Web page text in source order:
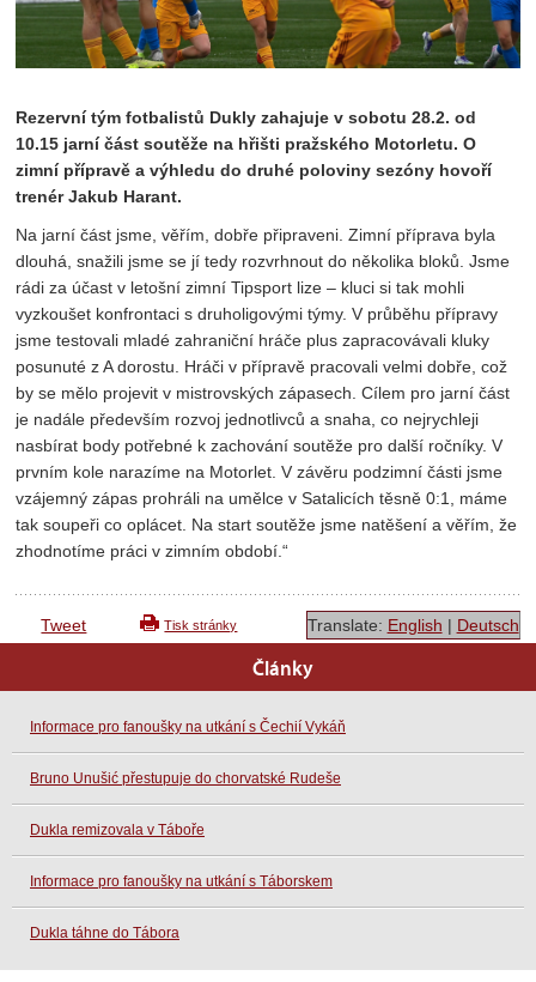
Rezervní tým fotbalistů Dukly zahajuje v sobotu 28.2. od
10.15 jarní část soutěže na hřišti pražského Motorletu. O
zimní přípravě a výhledu do druhé poloviny sezóny hovoří
trenér Jakub Harant.
Na jarní část jsme, věřím, dobře připraveni. Zimní příprava byla
dlouhá, snažili jsme se jí tedy rozvrhnout do několika bloků. Jsme
rádi za účast v letošní zimní Tipsport lize – kluci si tak mohli
vyzkoušet konfrontaci s druholigovými týmy. V průběhu přípravy
jsme testovali mladé zahraniční hráče plus zapracovávali kluky
posunuté z A dorostu. Hráči v přípravě pracovali velmi dobře, což
by se mělo projevit v mistrovských zápasech. Cílem pro jarní část
je nadále především rozvoj jednotlivců a snaha, co nejrychleji
nasbírat body potřebné k zachování soutěže pro další ročníky. V
prvním kole narazíme na Motorlet. V závěru podzimní části jsme
vzájemný zápas prohráli na umělce v Satalicích těsně 0:1, máme
tak soupeři co oplácet. Na start soutěže jsme natěšení a věřím, že
zhodnotíme práci v zimním období.“
Tweet Tisk stránky Translate: English | Deutsch
Články
Informace pro fanoušky na utkání s Čechií Vykáň
Bruno Unušić přestupuje do chorvatské Rudeše
Dukla remizovala v Táboře
Informace pro fanoušky na utkání s Táborskem
Dukla táhne do Tábora